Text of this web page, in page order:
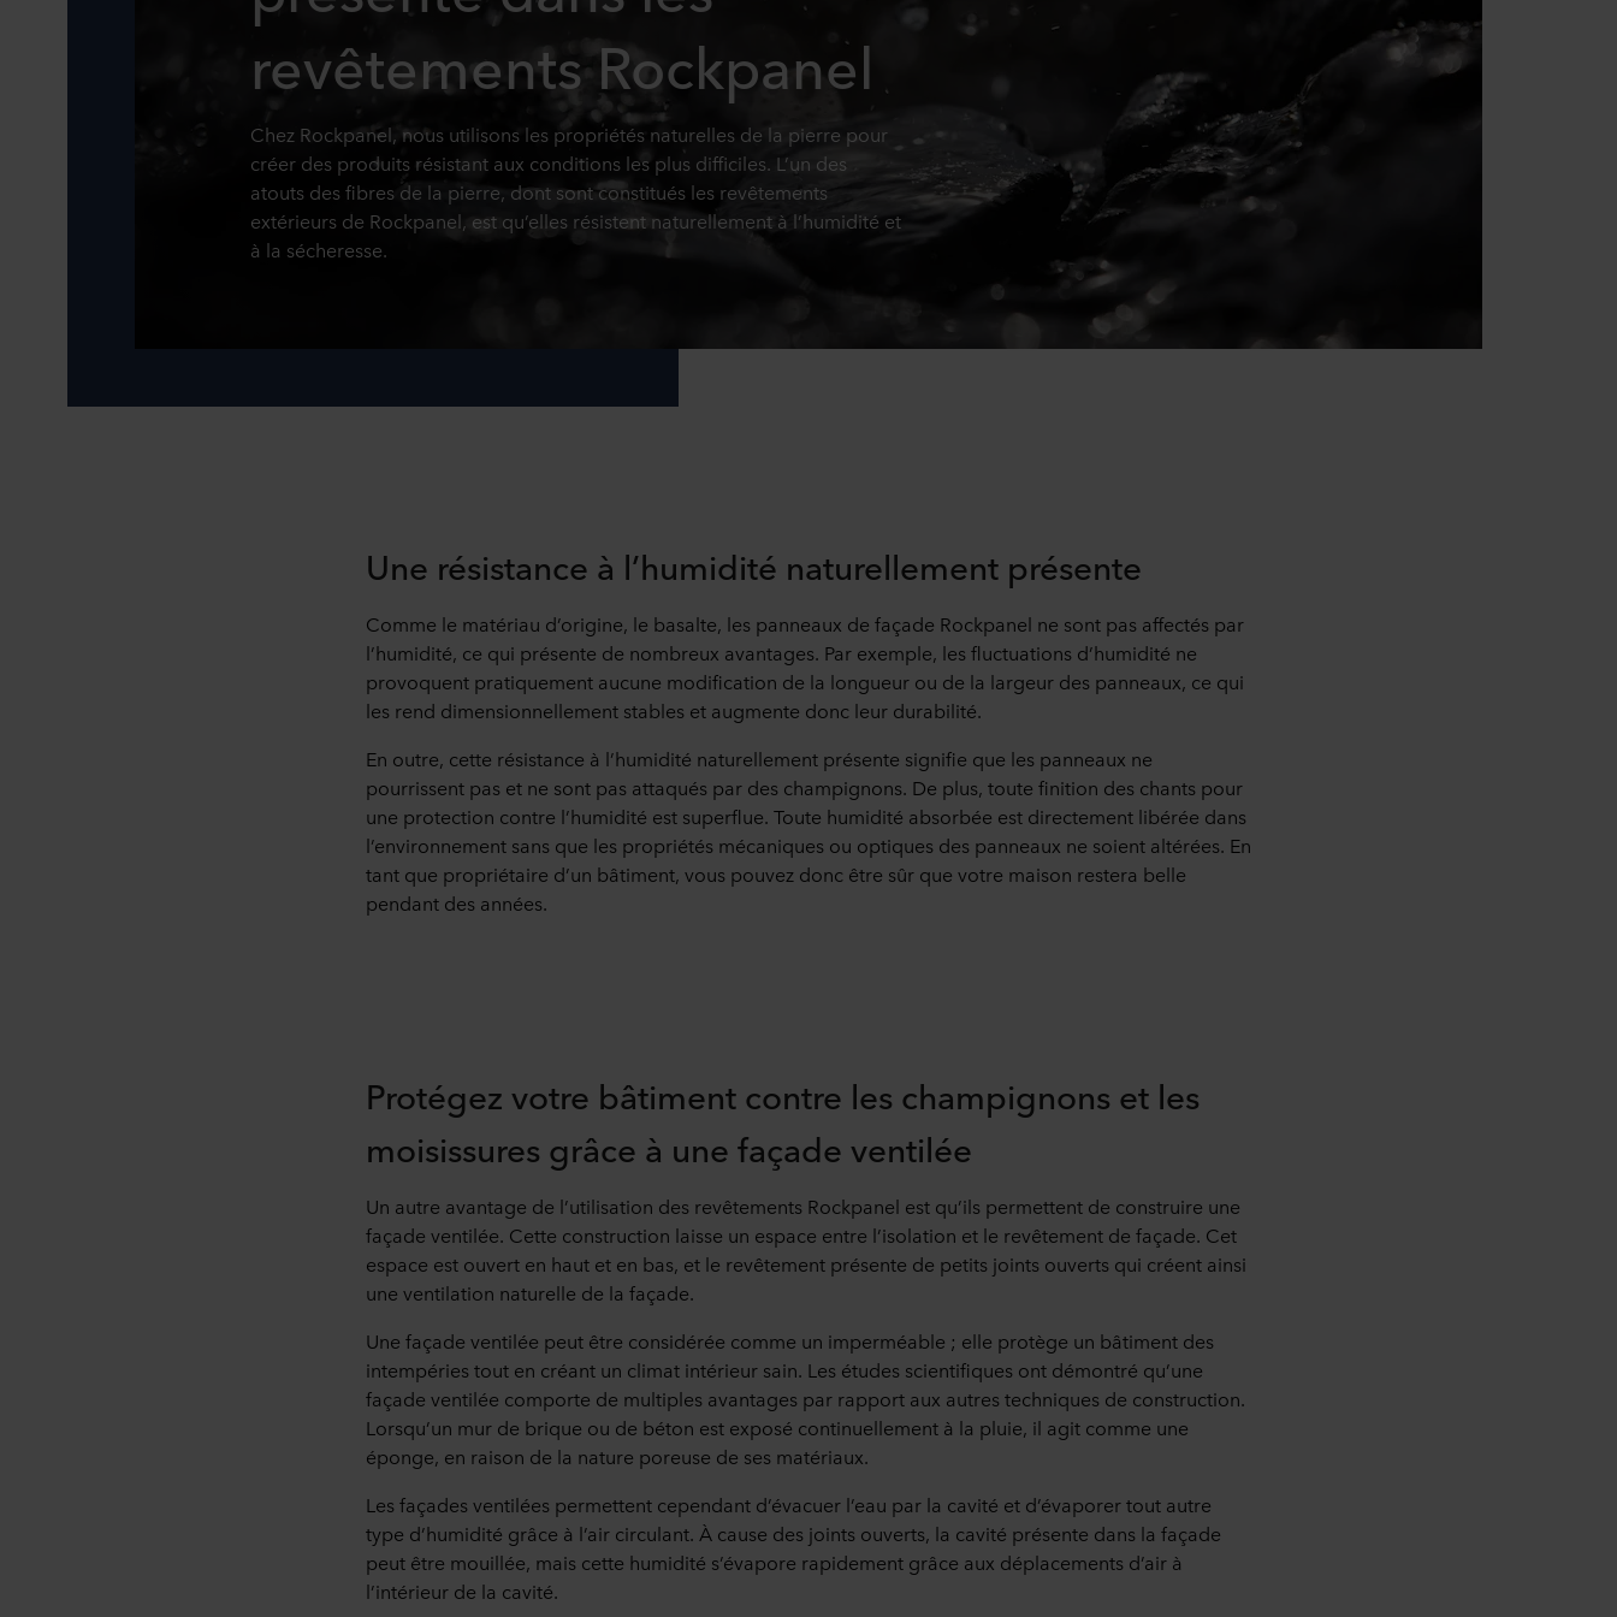
revêtements Rockpanel
Chez Rockpanel, nous utilisons les propriétés naturelles de la pierre pour
créer des produits résistant aux conditions les plus difficiles. L’un des
atouts des fibres de la pierre, dont sont constitués les revêtements
extérieurs de Rockpanel, est qu’elles résistent naturellement à l’humidité et
à la sécheresse.
Une résistance à l’humidité naturellement présente
Comme le matériau d’origine, le basalte, les panneaux de façade Rockpanel ne sont pas affectés par
l’humidité, ce qui présente de nombreux avantages. Par exemple, les fluctuations d’humidité ne
provoquent pratiquement aucune modification de la longueur ou de la largeur des panneaux, ce qui
les rend dimensionnellement stables et augmente donc leur durabilité.
En outre, cette résistance à l’humidité naturellement présente signifie que les panneaux ne
pourrissent pas et ne sont pas attaqués par des champignons. De plus, toute finition des chants pour
une protection contre l’humidité est superflue. Toute humidité absorbée est directement libérée dans
l’environnement sans que les propriétés mécaniques ou optiques des panneaux ne soient altérées. En
tant que propriétaire d’un bâtiment, vous pouvez donc être sûr que votre maison restera belle
pendant des années.
Protégez votre bâtiment contre les champignons et les
moisissures grâce à une façade ventilée
Un autre avantage de l’utilisation des revêtements Rockpanel est qu’ils permettent de construire une
façade ventilée. Cette construction laisse un espace entre l’isolation et le revêtement de façade. Cet
espace est ouvert en haut et en bas, et le revêtement présente de petits joints ouverts qui créent ainsi
une ventilation naturelle de la façade.
Une façade ventilée peut être considérée comme un imperméable ; elle protège un bâtiment des
intempéries tout en créant un climat intérieur sain. Les études scientifiques ont démontré qu’une
façade ventilée comporte de multiples avantages par rapport aux autres techniques de construction.
Lorsqu’un mur de brique ou de béton est exposé continuellement à la pluie, il agit comme une
éponge, en raison de la nature poreuse de ses matériaux.
Les façades ventilées permettent cependant d’évacuer l’eau par la cavité et d’évaporer tout autre
type d’humidité grâce à l’air circulant. À cause des joints ouverts, la cavité présente dans la façade
peut être mouillée, mais cette humidité s’évapore rapidement grâce aux déplacements d’air à
l’intérieur de la cavité.